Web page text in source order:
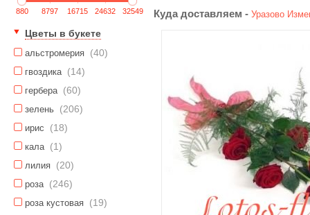
880 8797 16715 24632 32549
Цветы в букете
альстромерия (40)
гвоздика (14)
гербера (60)
зелень (206)
ирис (18)
кала (1)
лилия (20)
роза (246)
роза кустовая (19)
Куда доставляем - Уразово